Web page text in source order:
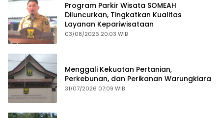
Program Parkir Wisata SOMEAH
Diluncurkan, Tingkatkan Kualitas
Layanan Kepariwisataan
03/08/2026 20:03 WIB
Menggali Kekuatan Pertanian,
Perkebunan, dan Perikanan Warungkiara
31/07/2026 07:09 WIB